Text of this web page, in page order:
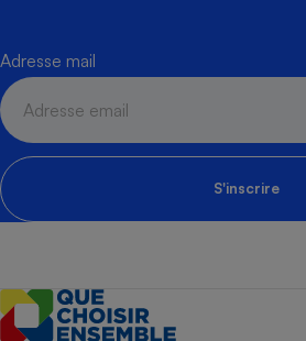
Adresse mail
S'inscrire